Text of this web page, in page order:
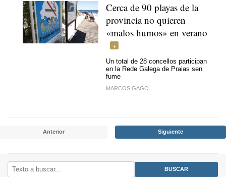
Cerca de 90 playas de la
provincia no quieren
«malos humos» en verano
Un total de 28 concellos participan
en la Rede Galega de Praias sen
fume
MARCOS GAGO
Anterior Siguiente